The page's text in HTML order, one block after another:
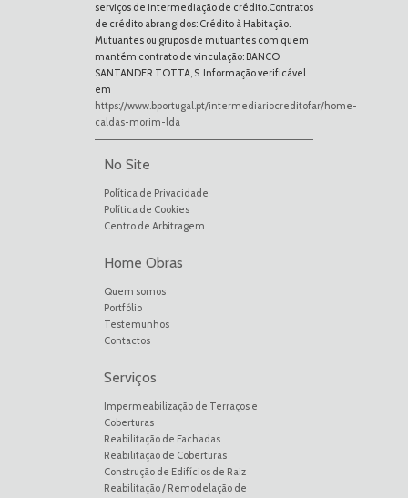
serviços de intermediação de crédito.Contratos
de crédito abrangidos: Crédito à Habitação.
Mutuantes ou grupos de mutuantes com quem
mantém contrato de vinculação: BANCO
SANTANDER TOTTA, S. Informação verificável
em
https://www.bportugal.pt/intermediariocreditofar/home-
caldas-morim-lda
No Site
Política de Privacidade
Política de Cookies
Centro de Arbitragem
Home Obras
Quem somos
Portfólio
Testemunhos
Contactos
Serviços
Impermeabilização de Terraços e
Coberturas
Reabilitação de Fachadas
Reabilitação de Coberturas
Construção de Edifícios de Raiz
Reabilitação / Remodelação de